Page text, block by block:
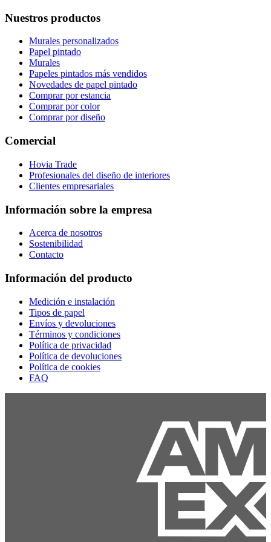
Nuestros productos
Murales personalizados
Papel pintado
Murales
Papeles pintados más vendidos
Novedades de papel pintado
Comprar por estancia
Comprar por color
Comprar por diseño
Comercial
Hovia Trade
Profesionales del diseño de interiores
Clientes empresariales
Información sobre la empresa
Acerca de nosotros
Sostenibilidad
Contacto
Información del producto
Medición e instalación
Tipos de papel
Envíos y devoluciones
Términos y condiciones
Política de privacidad
Política de devoluciones
Política de cookies
FAQ